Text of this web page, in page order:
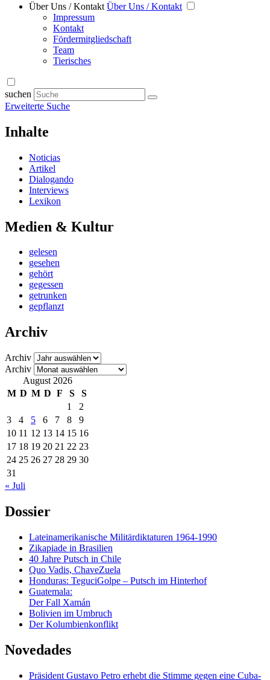
Über Uns / Kontakt Über Uns / Kontakt
Impressum
Kontakt
Fördermitgliedschaft
Team
Tierisches
suchen
Erweiterte Suche
Inhalte
Noticias
Artikel
Dialogando
Interviews
Lexikon
Medien & Kultur
gelesen
gesehen
gehört
gegessen
getrunken
gepflanzt
Archiv
Archiv
Archiv
August 2026
M D M D F S
S
1
2
3
4 5 6 7 8
9
10 11 12 13 14 15 16
17 18 19 20 21 22 23
24 25 26 27 28 29 30
31
« Juli
Dossier
Lateinamerikanische Militärdiktaturen 1964-1990
Zikapiade in Brasilien
40 Jahre Putsch in Chile
Quo Vadis, ChaveZuela
Honduras: TeguciGolpe – Putsch im Hinterhof
Guatemala:
Der Fall Xamán
Bolivien im Umbruch
Der Kolumbienkonflikt
Novedades
Präsident Gustavo Petro erhebt die Stimme gegen eine Cuba-